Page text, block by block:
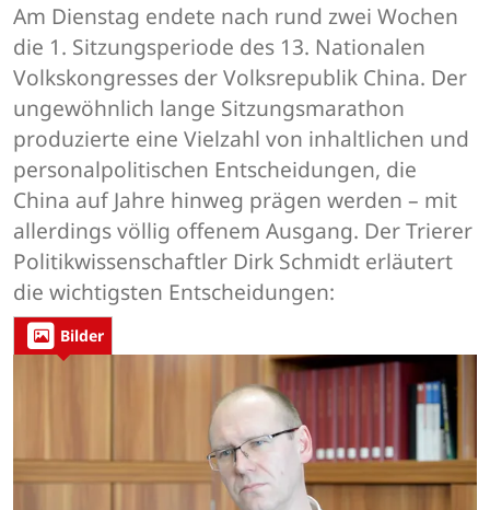
Am Dienstag endete nach rund zwei Wochen
die 1. Sitzungsperiode des 13. Nationalen
Volkskongresses der Volksrepublik China. Der
ungewöhnlich lange Sitzungsmarathon
produzierte eine Vielzahl von inhaltlichen und
personalpolitischen Entscheidungen, die
China auf Jahre hinweg prägen werden – mit
allerdings völlig offenem Ausgang. Der Trierer
Politikwissenschaftler Dirk Schmidt erläutert
die wichtigsten Entscheidungen:
Bilder